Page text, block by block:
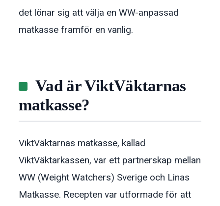
det lönar sig att välja en WW-anpassad
matkasse framför en vanlig.
Vad är ViktVäktarnas
matkasse?
ViktVäktarnas matkasse, kallad
ViktVäktarkassen, var ett partnerskap mellan
WW (Weight Watchers) Sverige och Linas
Matkasse. Recepten var utformade för att